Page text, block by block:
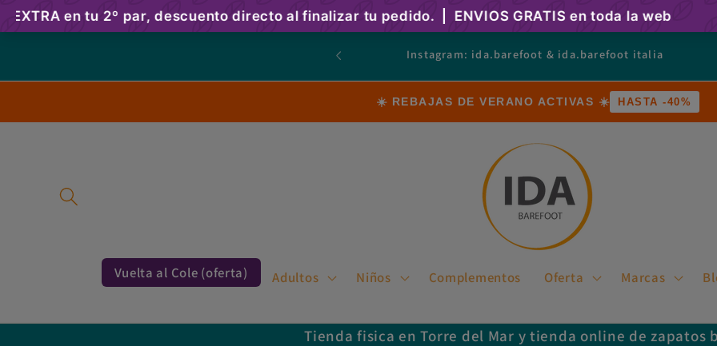
directamente
al contenido
info@idabarefoot.com - Whatsapp: 0034 685280268.
Instagram: ida.barefoot & ida.barefoot italia
☀️ REBAJAS DE VERANO ACTIVAS ☀️ HASTA -40%
Vuelta al Cole (oferta) Adultos Niños Complementos Oferta Marcas
Tienda fisica en Torre del Mar y tienda online de zapatos